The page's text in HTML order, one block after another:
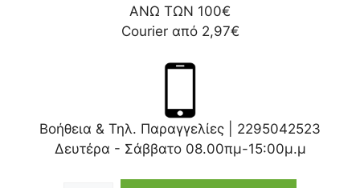
ΑΝΩ ΤΩΝ 100€
Courier από 2,97€
Βοήθεια & Τηλ. Παραγγελίες | 2295042523
Δευτέρα - Σάββατο 08.00πμ-15:00μ.μ